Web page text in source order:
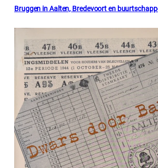
Bruggen in Aalten, Bredevoort en